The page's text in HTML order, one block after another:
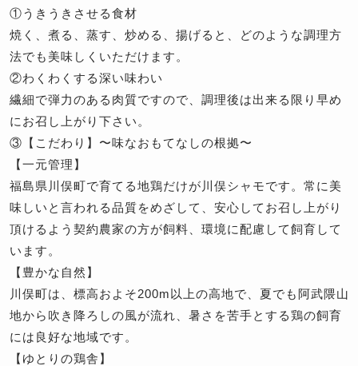
①うきうきさせる食材
焼く、煮る、蒸す、炒める、揚げると、どのような調理方
法でも美味しくいただけます。
②わくわくする深い味わい
繊細で弾力のある肉質ですので、調理後は出来る限り早め
にお召し上がり下さい。
③【こだわり】〜味なおもてなしの根拠〜
【一元管理】
福島県川俣町で育てる地鶏だけが川俣シャモです。常に美
味しいと言われる品質をめざして、安心してお召し上がり
頂けるよう契約農家の方が飼料、環境に配慮して飼育して
います。
【豊かな自然】
川俣町は、標高およそ200m以上の高地で、夏でも阿武隈山
地から吹き降ろしの風が流れ、暑さを苦手とする鶏の飼育
には良好な地域です。
【ゆとりの鶏舎】